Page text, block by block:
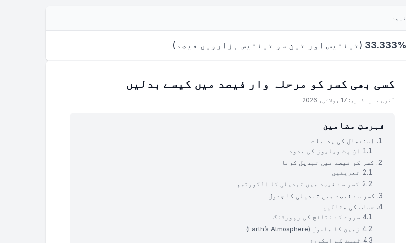
فیصد
33.333%
(تینتیس اور تین سو تینتیس ہزارویں فیصد)
کسی بھی کسر کو مرحلہ وار فیصد میں کیسے بدلیں
آخری تازہ کاری: 17 جولائی، 2026
فہرستِ مضامین
استعمال کی ہدایات
ان پٹ ویلیوز کی حدود
کسر کو فیصد میں تبدیل کرنا
تعریفیں
کسر سے فیصد میں تبدیلی کا الگورتھم
کسر سے فیصد میں تبدیلی کا جدول
حساب کی مثالیں
سروے کے نتائج کی رپورٹنگ
زمین کا ماحول (Earth’s Atmosphere)
ٹیسٹ کے اسکورز